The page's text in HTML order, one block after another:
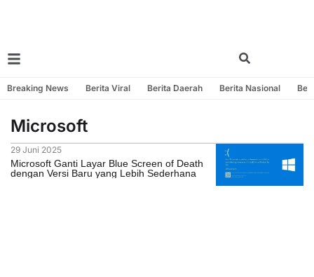
Breaking News Berita Viral Berita Daerah Berita Nasional
Microsoft
29 Juni 2025
Microsoft Ganti Layar Blue Screen of Death
dengan Versi Baru yang Lebih Sederhana